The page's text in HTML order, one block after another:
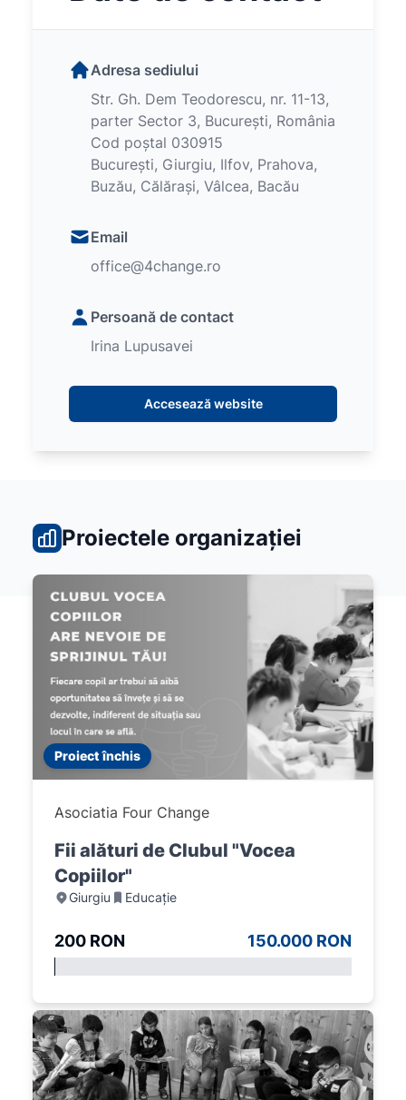
Adresa sediului
Str. Gh. Dem Teodorescu, nr. 11-13,
parter Sector 3, București, România
Cod poștal 030915
București, Giurgiu, Ilfov, Prahova,
Buzău, Călărași, Vâlcea, Bacău
Email
office@4change.ro
Persoană de contact
Irina Lupusavei
Accesează website
Proiectele organizației
Proiect închis
Asociatia Four Change
Fii alături de Clubul "Vocea
Copiilor"
Giurgiu Educație
200 RON 150.000 RON